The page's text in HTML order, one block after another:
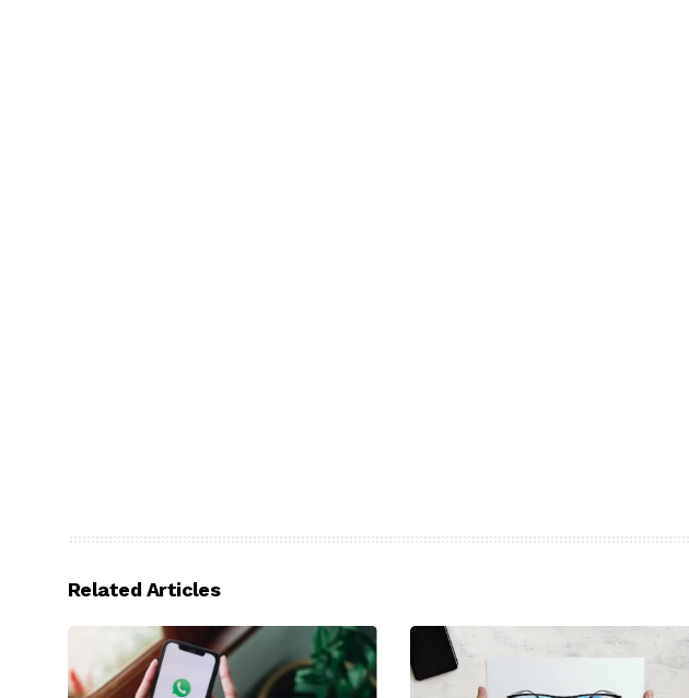
Related Articles